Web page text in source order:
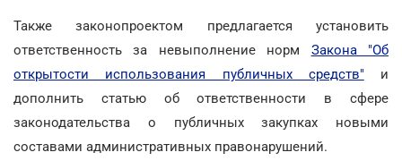
Также законопроектом предлагается установить
ответственность за невыполнение норм Закона "Об
открытости использования публичных средств" и
дополнить статью об ответственности в сфере
законодательства о публичных закупках новыми
составами административных правонарушений.